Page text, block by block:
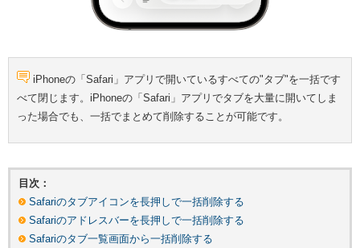
iPhoneの「Safari」アプリで開いているすべての"タブ"を一括です
べて閉じます。iPhoneの「Safari」アプリでタブを大量に開いてしま
った場合でも、一括でまとめて削除することが可能です。
目次：
Safariのタブアイコンを長押しで一括削除する
Safariのアドレスバーを長押しで一括削除する
Safariのタブ一覧画面から一括削除する